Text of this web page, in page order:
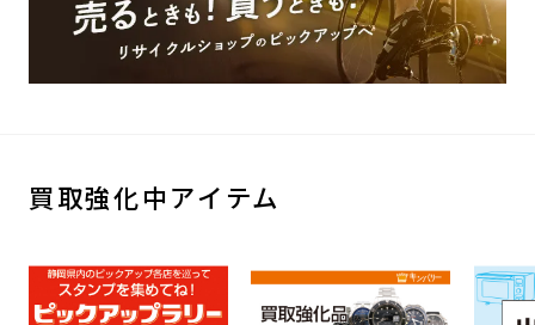
買取強化中アイテム